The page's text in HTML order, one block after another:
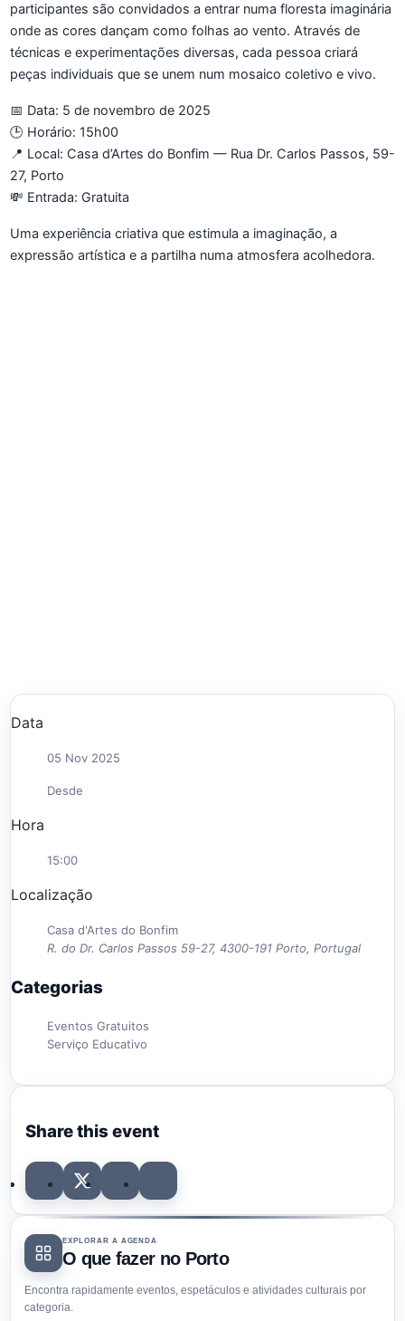
participantes são convidados a entrar numa floresta imaginária
onde as cores dançam como folhas ao vento. Através de
técnicas e experimentações diversas, cada pessoa criará
peças individuais que se unem num mosaico coletivo e vivo.
📅 Data: 5 de novembro de 2025
🕒 Horário: 15h00
📍 Local: Casa d’Artes do Bonfim — Rua Dr. Carlos Passos, 59-
27, Porto
💸 Entrada: Gratuita
Uma experiência criativa que estimula a imaginação, a
expressão artística e a partilha numa atmosfera acolhedora.
Data
05 Nov 2025
Desde
Hora
15:00
Localização
Casa d'Artes do Bonfim
R. do Dr. Carlos Passos 59-27, 4300-191 Porto, Portugal
Categorias
Eventos Gratuitos
Serviço Educativo
Share this event
EXPLORAR A AGENDA
O que fazer no Porto
Encontra rapidamente eventos, espetáculos e atividades culturais por
categoria.